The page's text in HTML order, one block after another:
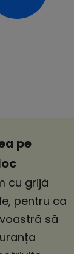
pe
cu grijă
pentru ca
să